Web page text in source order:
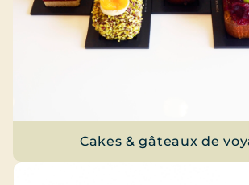
Cakes & gâteaux de